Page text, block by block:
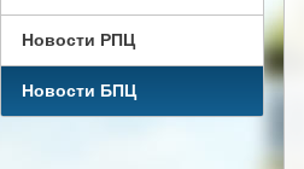
Новости РПЦ
Новости БПЦ